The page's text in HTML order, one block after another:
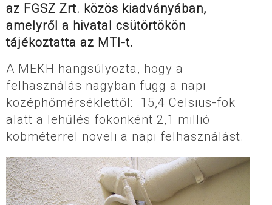
az FGSZ Zrt. közös kiadványában,
amelyről a hivatal csütörtökön
tájékoztatta az MTI-t.
A MEKH hangsúlyozta, hogy a
felhasználás nagyban függ a napi
középhőmérséklettől: 15,4 Celsius-fok
alatt a lehűlés fokonként 2,1 millió
köbméterrel növeli a napi felhasználást.